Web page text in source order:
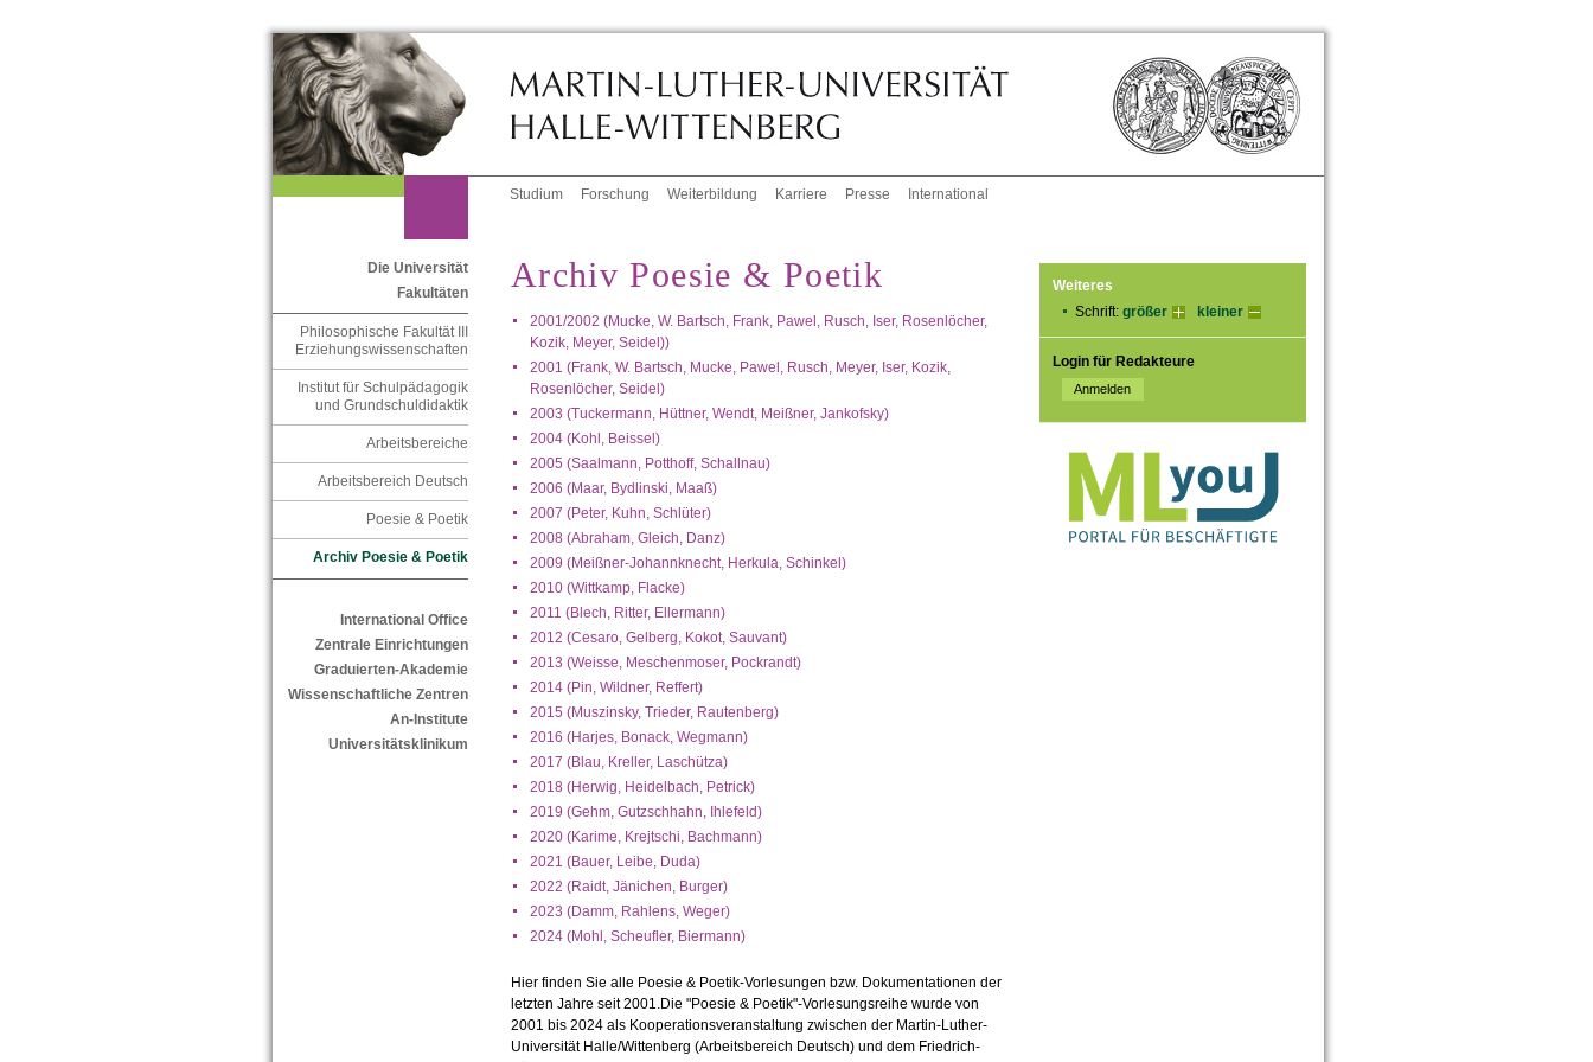
Studium Forschung Weiterbildung Karriere Presse International
Die Universität
Fakultäten
Philosophische Fakultät III
Erziehungswissenschaften
Institut für Schulpädagogik
und Grundschuldidaktik
Arbeitsbereiche
Arbeitsbereich Deutsch
Poesie & Poetik
Archiv Poesie & Poetik
International Office
Zentrale Einrichtungen
Graduierten-Akademie
Wissenschaftliche Zentren
An-Institute
Universitätsklinikum
Weiteres
Schrift: größer kleiner
Login für Redakteure
Archiv Poesie & Poetik
2001/2002 (Mucke, W. Bartsch, Frank, Pawel, Rusch, Iser, Rosenlöcher,
Kozik, Meyer, Seidel))
2001 (Frank, W. Bartsch, Mucke, Pawel, Rusch, Meyer, Iser, Kozik,
Rosenlöcher, Seidel)
2003 (Tuckermann, Hüttner, Wendt, Meißner, Jankofsky)
2004 (Kohl, Beissel)
2005 (Saalmann, Potthoff, Schallnau)
2006 (Maar, Bydlinski, Maaß)
2007 (Peter, Kuhn, Schlüter)
2008 (Abraham, Gleich, Danz)
2009 (Meißner-Johannknecht, Herkula, Schinkel)
2010 (Wittkamp, Flacke)
2011 (Blech, Ritter, Ellermann)
2012 (Cesaro, Gelberg, Kokot, Sauvant)
2013 (Weisse, Meschenmoser, Pockrandt)
2014 (Pin, Wildner, Reffert)
2015 (Muszinsky, Trieder, Rautenberg)
2016 (Harjes, Bonack, Wegmann)
2017 (Blau, Kreller, Laschütza)
2018 (Herwig, Heidelbach, Petrick)
2019 (Gehm, Gutzschhahn, Ihlefeld)
2020 (Karime, Krejtschi, Bachmann)
2021 (Bauer, Leibe, Duda)
2022 (Raidt, Jänichen, Burger)
2023 (Damm, Rahlens, Weger)
2024 (Mohl, Scheufler, Biermann)
Hier finden Sie alle Poesie & Poetik-Vorlesungen bzw. Dokumentationen der
letzten Jahre seit 2001.Die "Poesie & Poetik"-Vorlesungsreihe wurde von
2001 bis 2024 als Kooperationsveranstaltung zwischen der Martin-Luther-
Universität Halle/Wittenberg (Arbeitsbereich Deutsch) und dem Friedrich-